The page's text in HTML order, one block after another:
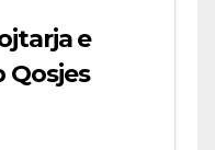
e
Qosjes